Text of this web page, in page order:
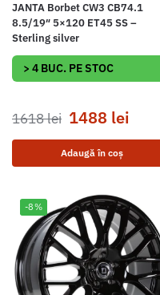
JANTA Borbet CW3 CB74.1
8.5/19″ 5×120 ET45 SS –
Sterling silver
> 4 BUC. PE STOC
1618lei 1488 lei
Adaugă în coș
-8%